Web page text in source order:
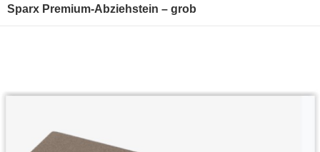
Sparx Premium-Abziehstein – grob